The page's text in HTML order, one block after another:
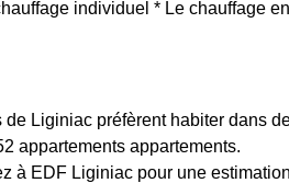
individuel * Le chauffage
Liginiac préfèrent habiter dans
appartements appartements.
à EDF Liginiac pour une